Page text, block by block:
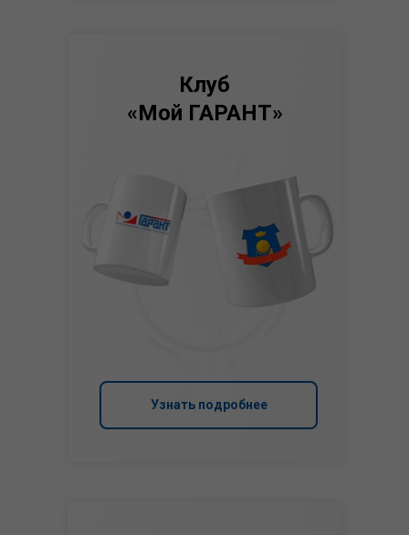
Узнать подробнее
Клуб
«Мой ГАРАНТ»